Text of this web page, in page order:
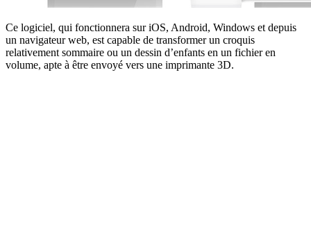
Ce logiciel, qui fonctionnera sur iOS, Android, Windows et depuis
un navigateur web, est capable de transformer un croquis
relativement sommaire ou un dessin d’enfants en un fichier en
volume, apte à être envoyé vers une imprimante 3D.